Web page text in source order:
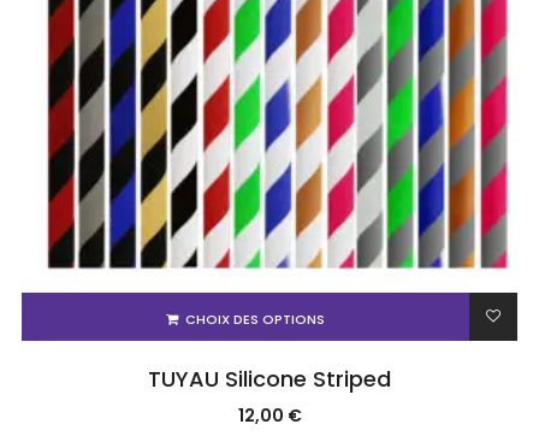
CHOIX DES OPTIONS
TUYAU Silicone Striped
12,00 €